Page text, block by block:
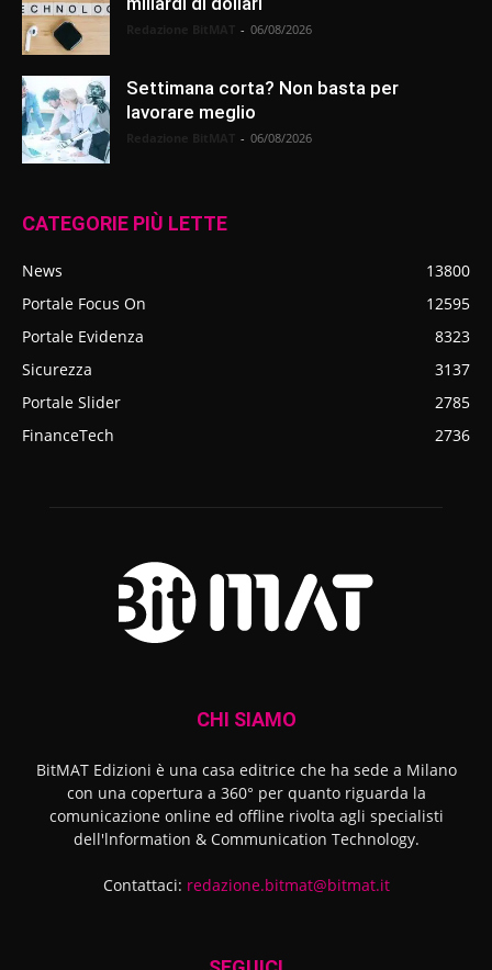
- 06/08/2026
Settimana corta? Non basta per
lavorare meglio
- 06/08/2026
CATEGORIE PIÙ LETTE
News
13800
Portale Focus On
12595
Portale Evidenza
8323
Sicurezza
3137
Portale Slider
2785
FinanceTech
2736
CHI SIAMO
BitMAT Edizioni è una casa editrice che ha sede a Milano
con una copertura a 360° per quanto riguarda la
comunicazione online ed offline rivolta agli specialisti
dell'lnformation & Communication Technology.
Contattaci: redazione.bitmat@bitmat.it